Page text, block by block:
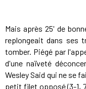
Mais après 25' de
replongeait dans ses
tomber. Piégé par
d'une naïveté
Wesley Said qui ne se
petit filet opposé (3-1,